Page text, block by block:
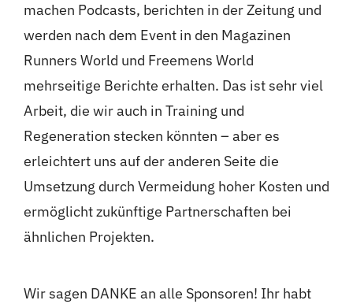
machen Podcasts, berichten in der Zeitung und
werden nach dem Event in den Magazinen
Runners World und Freemens World
mehrseitige Berichte erhalten. Das ist sehr viel
Arbeit, die wir auch in Training und
Regeneration stecken könnten – aber es
erleichtert uns auf der anderen Seite die
Umsetzung durch Vermeidung hoher Kosten und
ermöglicht zukünftige Partnerschaften bei
ähnlichen Projekten.
Wir sagen DANKE an alle Sponsoren! Ihr habt